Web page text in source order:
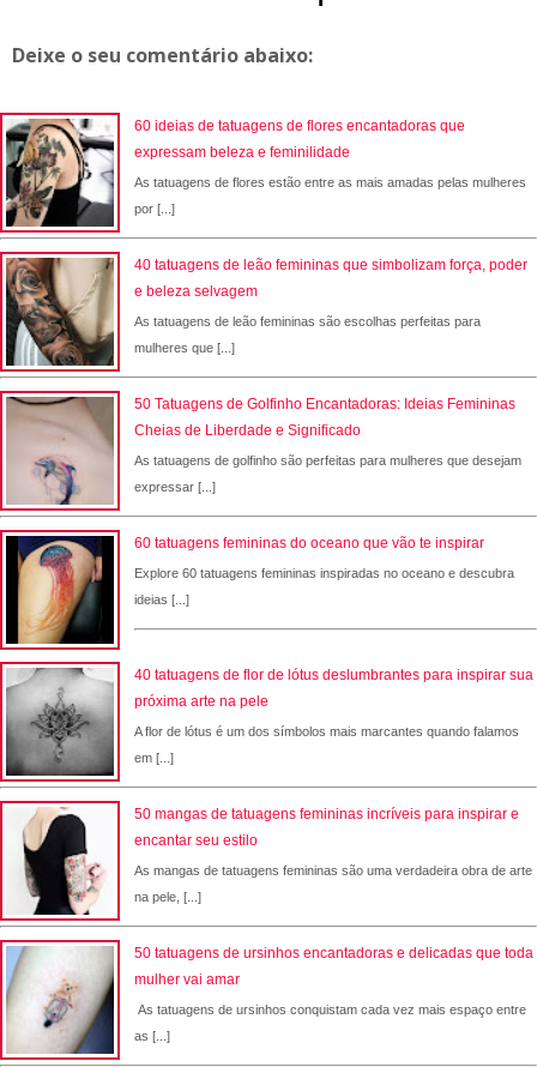
Deixe o seu comentário abaixo:
60 ideias de tatuagens de flores encantadoras que
expressam beleza e feminilidade
As tatuagens de flores estão entre as mais amadas pelas mulheres
por [...]
40 tatuagens de leão femininas que simbolizam força, poder
e beleza selvagem
As tatuagens de leão femininas são escolhas perfeitas para
mulheres que [...]
50 Tatuagens de Golfinho Encantadoras: Ideias Femininas
Cheias de Liberdade e Significado
As tatuagens de golfinho são perfeitas para mulheres que desejam
expressar [...]
60 tatuagens femininas do oceano que vão te inspirar
Explore 60 tatuagens femininas inspiradas no oceano e descubra
ideias [...]
40 tatuagens de flor de lótus deslumbrantes para inspirar sua
próxima arte na pele
A flor de lótus é um dos símbolos mais marcantes quando falamos
em [...]
50 mangas de tatuagens femininas incríveis para inspirar e
encantar seu estilo
As mangas de tatuagens femininas são uma verdadeira obra de arte
na pele, [...]
50 tatuagens de ursinhos encantadoras e delicadas que toda
mulher vai amar
As tatuagens de ursinhos conquistam cada vez mais espaço entre
as [...]